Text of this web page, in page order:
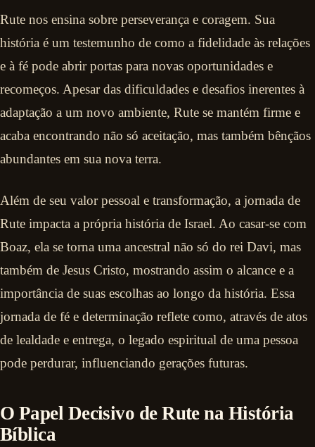
Rute nos ensina sobre perseverança e coragem. Sua
história é um testemunho de como a fidelidade às relações
e à fé pode abrir portas para novas oportunidades e
recomeços. Apesar das dificuldades e desafios inerentes à
adaptação a um novo ambiente, Rute se mantém firme e
acaba encontrando não só aceitação, mas também bênçãos
abundantes em sua nova terra.
Além de seu valor pessoal e transformação, a jornada de
Rute impacta a própria história de Israel. Ao casar-se com
Boaz, ela se torna uma ancestral não só do rei Davi, mas
também de Jesus Cristo, mostrando assim o alcance e a
importância de suas escolhas ao longo da história. Essa
jornada de fé e determinação reflete como, através de atos
de lealdade e entrega, o legado espiritual de uma pessoa
pode perdurar, influenciando gerações futuras.
O Papel Decisivo de Rute na História
Bíblica